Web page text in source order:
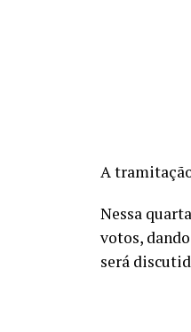
A
Nessa
votos,
será